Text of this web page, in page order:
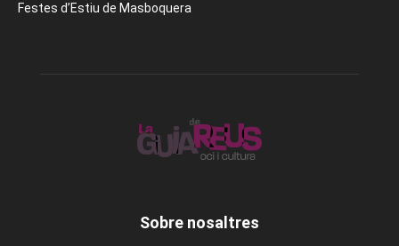
Festes d’Estiu de Masboquera
Sobre nosaltres